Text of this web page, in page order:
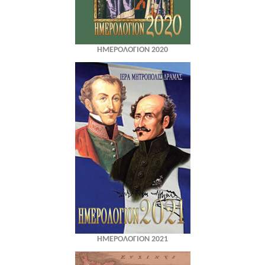
ΗΜΕΡΟΛΟΓΙΟΝ 2020
ΗΜΕΡΟΛΟΓΙΟΝ 2021